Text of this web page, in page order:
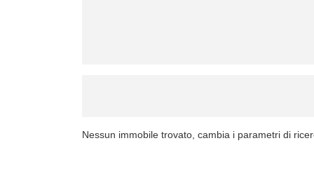
Nessun immobile trovato, cambia i parametri di